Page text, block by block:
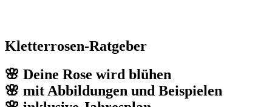
Kletterrosen-Ratgeber
🌸 Deine Rose wird blühen
🌸 mit Abbildungen und Beispielen